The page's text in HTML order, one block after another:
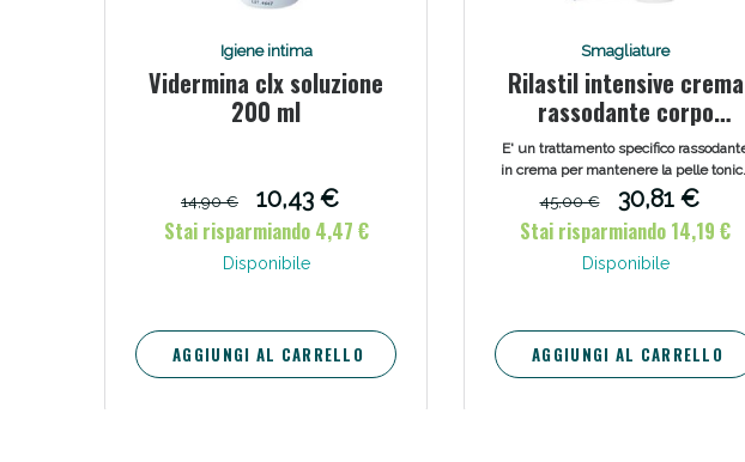
Igiene intima
Vidermina clx soluzione
200 ml
14,90 €
10,43 €
Stai risparmiando 4,47 €
Disponibile
AGGIUNGI AL CARRELLO
Smagliature
Rilastil intensive crema
rassodante corpo
trattamento specifico
E' un trattamento specifico
in crema per mantenere la pelle
soda e giovane. Senza profumo
aggiunto. Ideale se utilizzata in caso di
diete ipocaloriche, per prevenire
cedimenti e smagliature.
45,00 €
30,81 €
Stai risparmiando 14,19 €
Disponibile
AGGIUNGI AL CARRELLO
Benessere